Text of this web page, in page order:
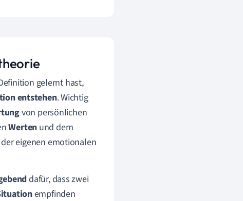
gelernt hast,
entstehen. Wichtig
von persönlichen
Werten und dem
eigenen emotionalen
dafür, dass zwei
empfinden